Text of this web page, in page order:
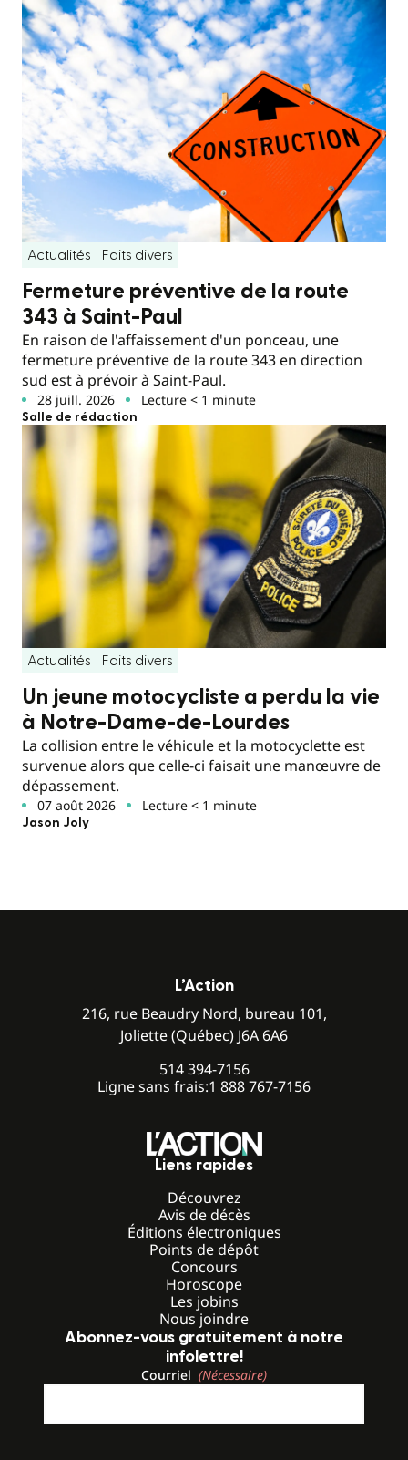
Actualités Faits divers
Fermeture préventive de la route
343 à Saint-Paul
En raison de l'affaissement d'un ponceau, une
fermeture préventive de la route 343 en direction
sud est à prévoir à Saint-Paul.
28 juill. 2026 Lecture < 1 minute
Salle de rédaction
Actualités Faits divers
Un jeune motocycliste a perdu la vie
à Notre-Dame-de-Lourdes
La collision entre le véhicule et la motocyclette est
survenue alors que celle-ci faisait une manœuvre de
dépassement.
07 août 2026 Lecture < 1 minute
Jason Joly
L’Action
216, rue Beaudry Nord, bureau 101,
Joliette (Québec) J6A 6A6
514 394-7156
Ligne sans frais:1 888 767-7156
Liens rapides
Découvrez
Avis de décès
Éditions électroniques
Points de dépôt
Concours
Horoscope
Les jobins
Nous joindre
Abonnez-vous gratuitement à notre
infolettre!
Courriel (Nécessaire)